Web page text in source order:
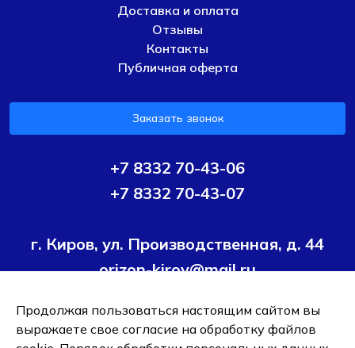
Доставка и оплата
Отзывы
Контакты
Публичная оферта
Заказать звонок
+7 8332 70-43-06
+7 8332 70-43-07
г. Киров, ул. Производственная, д. 44
orizon-kirov@mail.ru
Условия политики конфиденциальности
Согласие на
обработку персональных данных
Продолжая пользоваться настоящим сайтом вы
выражаете свое согласие на обработку файлов